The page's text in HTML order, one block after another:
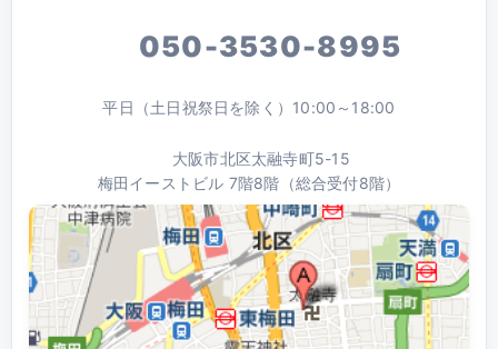
050-3530-8995
平日（土日祝祭日を除く）10:00～18:00
大阪市北区太融寺町5-15
梅田イーストビル 7階8階（総合受付8階）